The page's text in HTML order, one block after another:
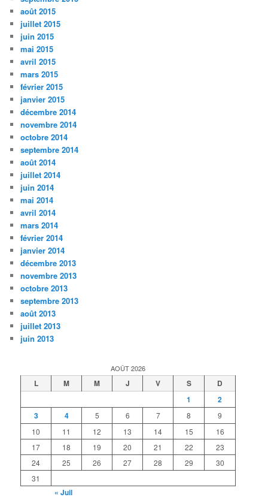
août 2015
juillet 2015
juin 2015
mai 2015
avril 2015
mars 2015
février 2015
janvier 2015
décembre 2014
novembre 2014
octobre 2014
septembre 2014
août 2014
juillet 2014
juin 2014
mai 2014
avril 2014
mars 2014
février 2014
janvier 2014
décembre 2013
novembre 2013
octobre 2013
septembre 2013
août 2013
juillet 2013
juin 2013
AOÛT 2026
L M M J V S
D
1
2
3
4 5 6 7 8
9
10
11 12 13 14 15
16
17
18 19 20 21 22
23
24
25 26 27 28 29
30
31
« Juil